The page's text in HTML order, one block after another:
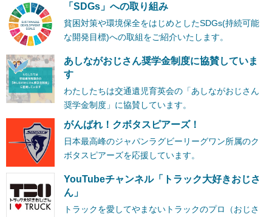
「SDGs」への取り組み
貧困対策や環境保全をはじめとしたSDGs(持続可能
な開発目標)への取組をご紹介いたします。
あしながおじさん奨学金制度に協賛していま
す
わたしたちは交通遺児育英会の「あしながおじさん
奨学金制度」に協賛しています。
がんばれ！クボタスピアーズ！
日本最高峰のジャパンラグビーリーグワン所属のク
ボタスピアーズを応援しています。
YouTubeチャンネル「トラック大好きおじさ
ん」
トラックを愛してやまないトラックのプロ（おじさ